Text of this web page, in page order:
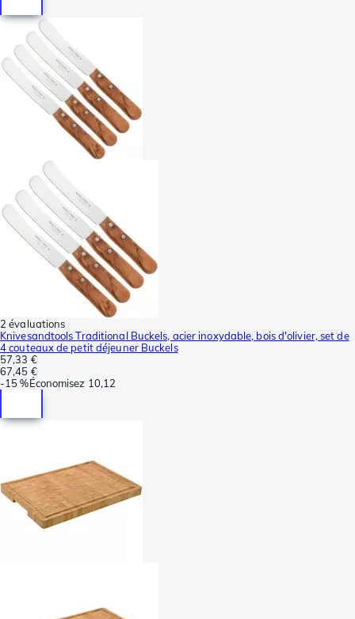
2 évaluations
Knivesandtools Traditional Buckels, acier inoxydable, bois d'olivier, set de
4 couteaux de petit déjeuner Buckels
57,33 €
67,45 €
-15 %Économisez 10,12